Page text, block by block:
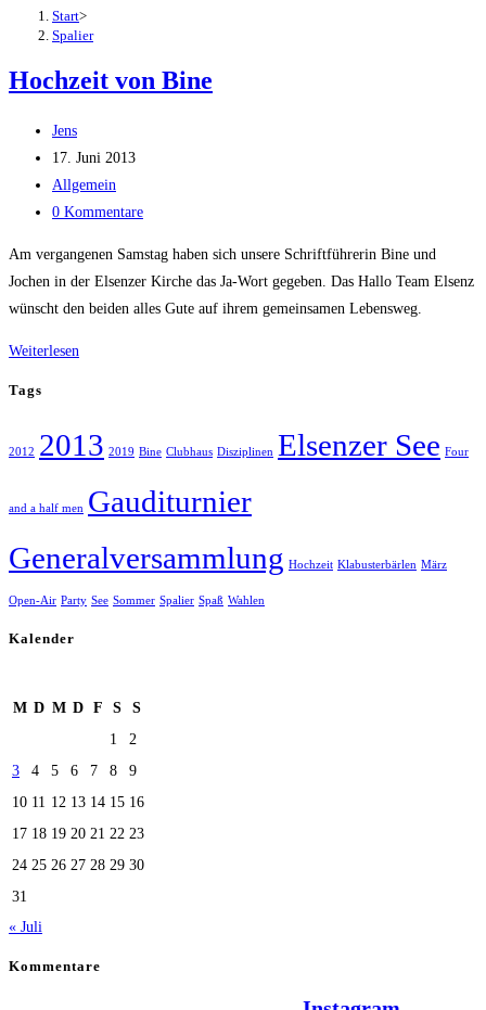
Start>
Spalier
Hochzeit von Bine
Beitrags-
Autor:
Jens
Beitrag
veröffentlicht:
17. Juni 2013
Beitrags-
Kategorie:
Allgemein
Beitrags-
0 Kommentare
Am vergangenen Samstag haben sich unsere Schriftführerin Bine und
Jochen in der Elsenzer Kirche das Ja-Wort gegeben. Das Hallo Team Elsenz
wünscht den beiden alles Gute auf ihrem gemeinsamen Lebensweg.
Weiterlesen
Tags
2012 2013 2019 Bine Clubhaus Disziplinen Elsenzer See Four
and a half men Gauditurnier
Generalversammlung Hochzeit Klabusterbärlen März
Open-Air Party See Sommer Spalier Spaß Wahlen
Kalender
M D M D F S
S
1
2
3
4 5 6 7 8
9
10 11 12 13 14 15 16
17 18 19 20 21 22 23
24 25 26 27 28 29 30
31
« Juli
Kommentare